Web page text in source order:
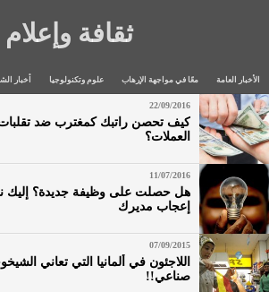
ثقافة وإعلام
الأخبار العامة معًا في مواجهة الإرهاب علوم وتكنولوجيا أخبار
22/09/2016
كيف تحصن راتبك كمغترب ضد تقلبات
العملات؟
11/07/2016
هل حصلت على وظيفة جديدة؟ إليك
إعجاب مديرك
07/09/2015
اللاجئون في ألمانيا التي تعاني
صناعي!!